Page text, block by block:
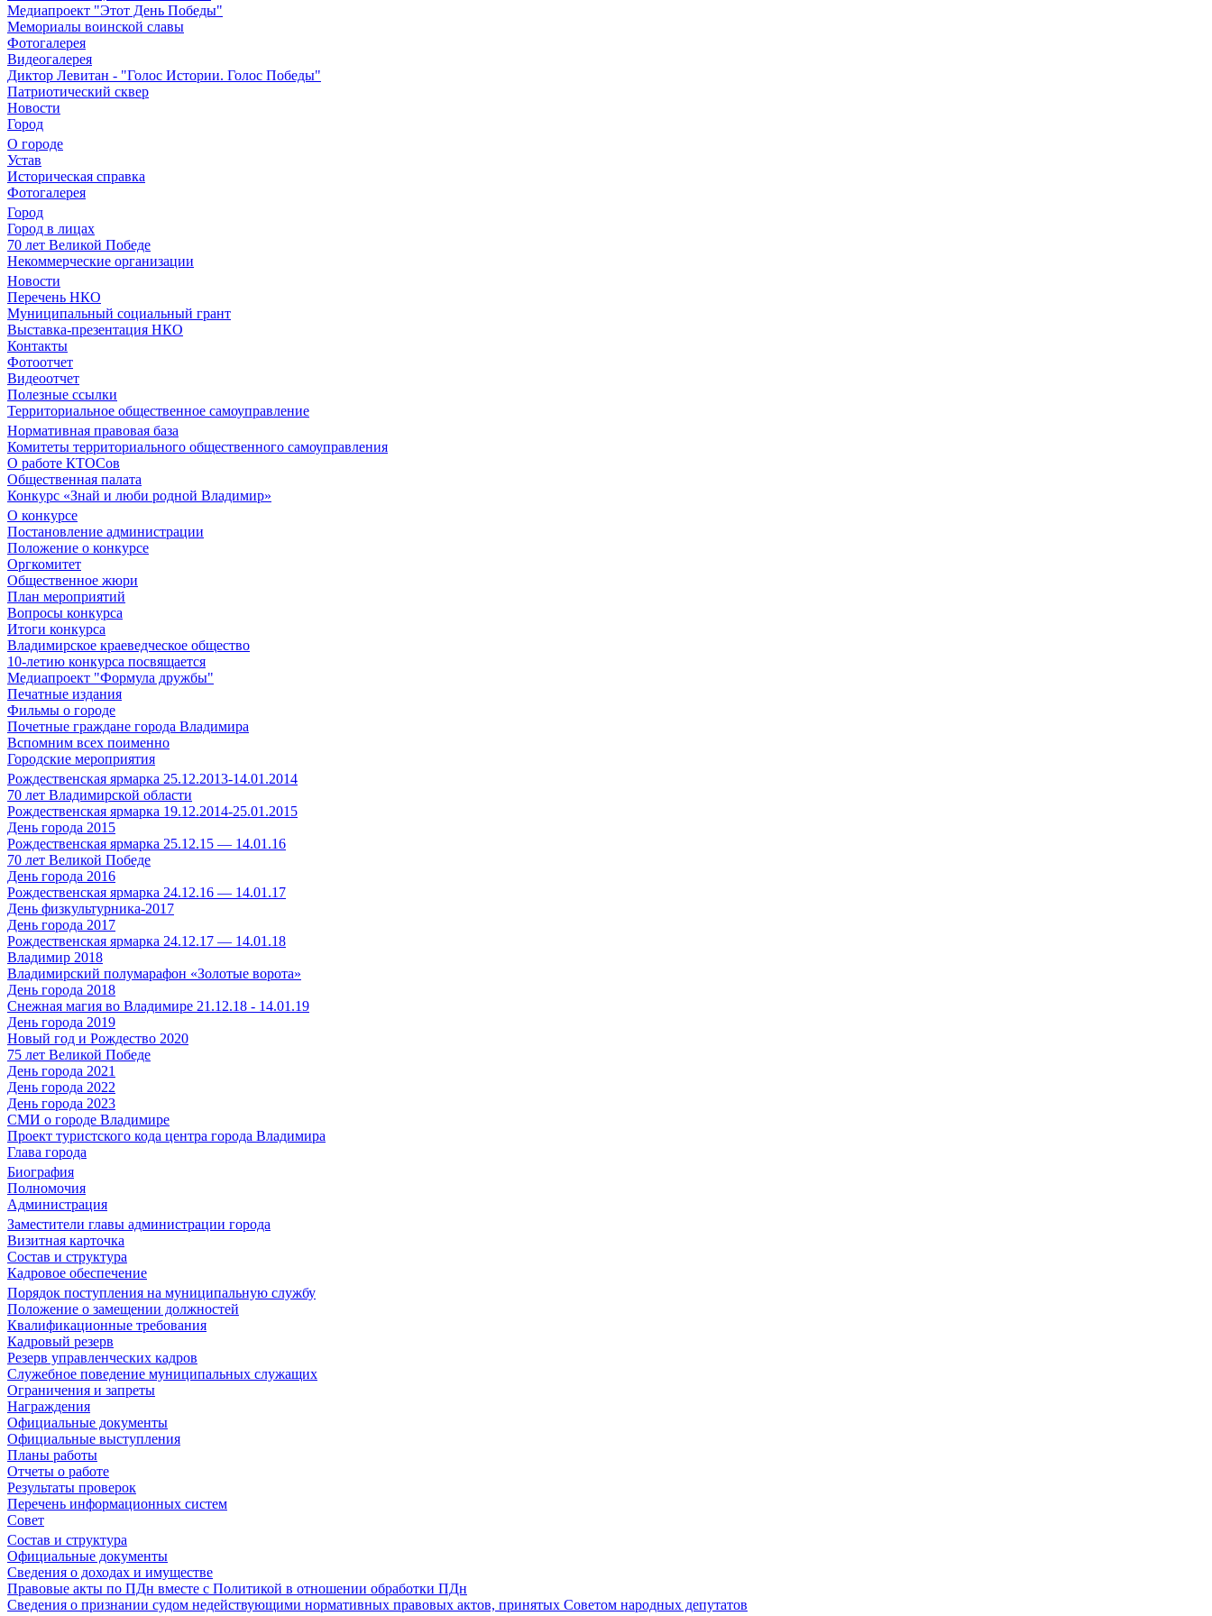
Медиапроект "Этот День Победы"
Мемориалы воинской славы
Фотогалерея
Видеогалерея
Диктор Левитан - "Голос Истории. Голос Победы"
Патриотический сквер
Новости
Город
О городе
Устав
Историческая справка
Фотогалерея
Город
Город в лицах
70 лет Великой Победе
Некоммерческие организации
Новости
Перечень НКО
Муниципальный социальный грант
Выставка-презентация НКО
Контакты
Фотоотчет
Видеоотчет
Полезные ссылки
Территориальное общественное самоуправление
Нормативная правовая база
Комитеты территориального общественного самоуправления
О работе КТОСов
Общественная палата
Конкурс «Знай и люби родной Владимир»
О конкурсе
Постановление администрации
Положение о конкурсе
Оргкомитет
Общественное жюри
План мероприятий
Вопросы конкурса
Итоги конкурса
Владимирское краеведческое общество
10-летию конкурса посвящается
Медиапроект "Формула дружбы"
Печатные издания
Фильмы о городе
Почетные граждане города Владимира
Вспомним всех поименно
Городские мероприятия
Рождественская ярмарка 25.12.2013-14.01.2014
70 лет Владимирской области
Рождественская ярмарка 19.12.2014-25.01.2015
День города 2015
Рождественская ярмарка 25.12.15 — 14.01.16
70 лет Великой Победе
День города 2016
Рождественская ярмарка 24.12.16 — 14.01.17
День физкультурника-2017
День города 2017
Рождественская ярмарка 24.12.17 — 14.01.18
Владимир 2018
Владимирский полумарафон «Золотые ворота»
День города 2018
Снежная магия во Владимире 21.12.18 - 14.01.19
День города 2019
Новый год и Рождество 2020
75 лет Великой Победе
День города 2021
День города 2022
День города 2023
СМИ о городе Владимире
Проект туристского кода центра города Владимира
Глава города
Биография
Полномочия
Администрация
Заместители главы администрации города
Визитная карточка
Состав и структура
Кадровое обеспечение
Порядок поступления на муниципальную службу
Положение о замещении должностей
Квалификационные требования
Кадровый резерв
Резерв управленческих кадров
Служебное поведение муниципальных служащих
Ограничения и запреты
Награждения
Официальные документы
Официальные выступления
Планы работы
Отчеты о работе
Результаты проверок
Перечень информационных систем
Совет
Состав и структура
Официальные документы
Сведения о доходах и имуществе
Правовые акты по ПДн вместе с Политикой в отношении обработки ПДн
Сведения о признании судом недействующими нормативных правовых актов, принятых Советом народных депутатов